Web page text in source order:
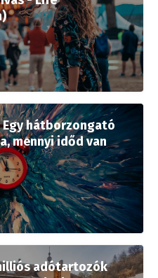
hátborzongató
mennyi időd van
adótartozók